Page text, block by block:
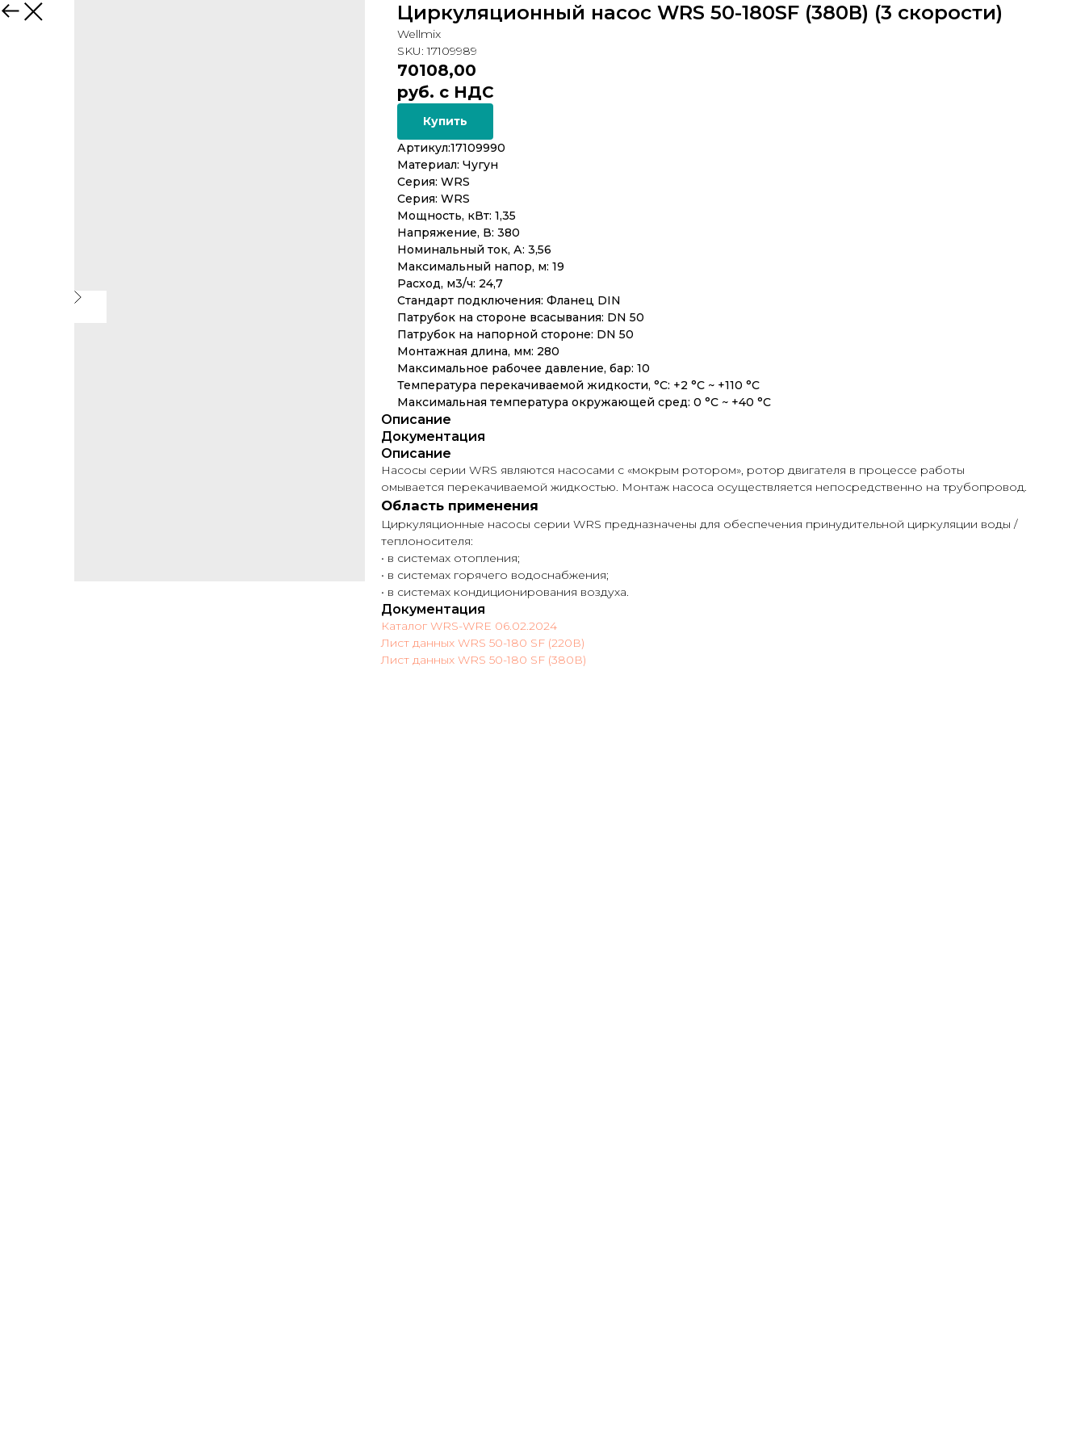
Циркуляционный насос WRS 50-180SF (380В) (3 скорости)
Wellmix
SKU:17109989
70108,00
руб. с НДС
Купить
Артикул:17109990
Материал: Чугун
Серия: WRS
Серия: WRS
Мощность, кВт: 1,35
Напряжение, В: 380
Номинальный ток, А: 3,56
Максимальный напор, м: 19
Расход, м3/ч: 24,7
Стандарт подключения: Фланец DIN
Патрубок на стороне всасывания: DN 50
Патрубок на напорной стороне: DN 50
Монтажная длина, мм: 280
Максимальное рабочее давление, бар: 10
Температура перекачиваемой жидкости, °C: +2 °С ~ +110 °С
Максимальная температура окружающей сред: 0 °С ~ +40 °С
Описание
Документация
Описание
Насосы серии WRS являются насосами с «мокрым ротором», ротор двигателя в процессе работы
омывается перекачиваемой жидкостью. Монтаж насоса осуществляется непосредственно на трубопровод.
Область применения
Циркуляционные насосы серии WRS предназначены для обеспечения принудительной циркуляции воды /
теплоносителя:
• в системах отопления;
• в системах горячего водоснабжения;
• в системах кондиционирования воздуха.
Документация
Каталог WRS-WRE 06.02.2024
Лист данных WRS 50-180 SF (220В)
Лист данных WRS 50-180 SF (380В)